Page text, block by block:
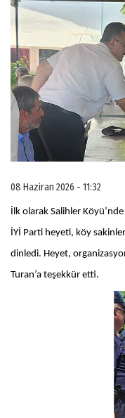
08 Haziran 2026 - 11:32
İlk olarak Salihler
İYİ Parti heyeti, köy
dinledi. Heyet,
Turan’a teşekkür etti.